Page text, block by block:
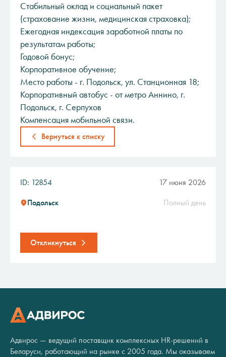
Стабильный оклад и социальный пакет
(страхование жизни, медицинская страховка);
Ежегодная индексация заработной платы по
результатам работы;
Годовой бонус;
Корпоративное обучение;
Место работы - г. Подольск, ул. Станционная 18;
Корпоративный автобус - от метро Аннино, г.
Подольск, г. Серпухов
Компенсация мобильной связи.
Вернуться к списку
ID: 12854 17 июня 2026
Подольск Полный день
Откликнуться
Адвирос — ведущий поставщик комплексных HR-решений в
Беларуси, работающий на рынке с 2005 года. Мы оказываем